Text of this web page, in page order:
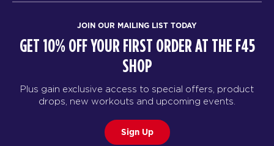
JOIN OUR MAILING LIST TODAY
GET 10% OFF YOUR FIRST ORDER AT THE F45
SHOP
Plus gain exclusive access to special offers, product
drops, new workouts and upcoming events.
Sign Up